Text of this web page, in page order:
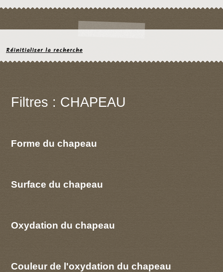
Réinitialiser la recherche
Filtres : CHAPEAU
Forme du chapeau
Surface du chapeau
Oxydation du chapeau
Couleur de l'oxydation du chapeau